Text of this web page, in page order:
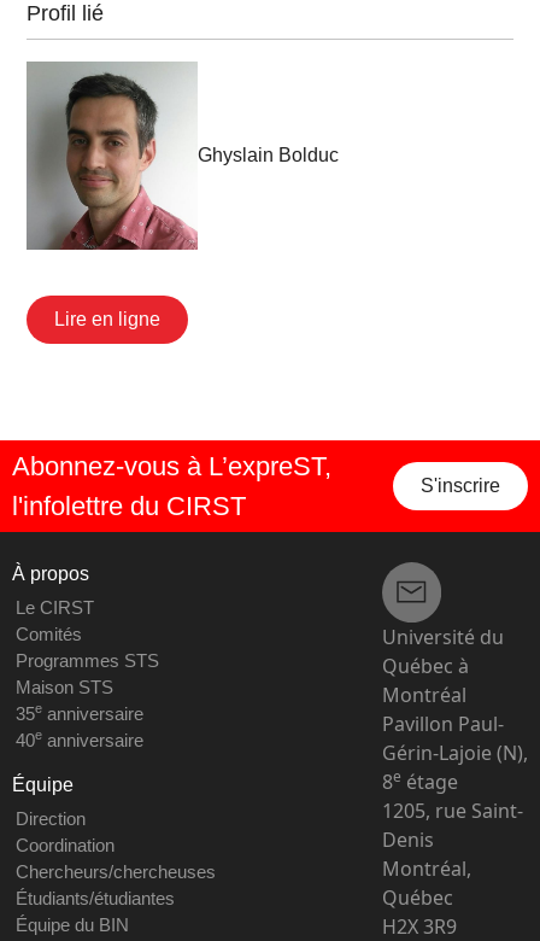
Profil lié
Ghyslain Bolduc
Lire en ligne
Abonnez-vous à L’expreST,
l'infolettre du CIRST
S'inscrire
À propos
Le CIRST
Comités
Programmes STS
Maison STS
35eanniversaire
40eanniversaire
Équipe
Direction
Coordination
Chercheurs/chercheuses
Étudiants/étudiantes
Équipe du BIN
Université du
Québec à
Montréal
Pavillon Paul-
Gérin-Lajoie (N),
8e étage
1205, rue Saint-
Denis
Montréal,
Québec
H2X 3R9